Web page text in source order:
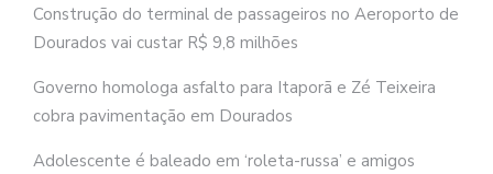
Construção do terminal de passageiros no Aeroporto de
Dourados vai custar R$ 9,8 milhões
Governo homologa asfalto para Itaporã e Zé Teixeira
cobra pavimentação em Dourados
Adolescente é baleado em ‘roleta-russa’ e amigos